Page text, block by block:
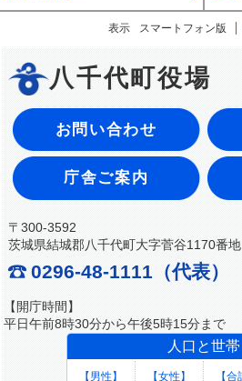
表示 スマートフォン版
八千代町役場
お問い合わせ
庁舎ご案内
〒300-3592
茨城県結城郡八千代町大字菅谷1170番地
0296-48-1111（代表）
【開庁時間】
平日午前8時30分から午後5時15分まで